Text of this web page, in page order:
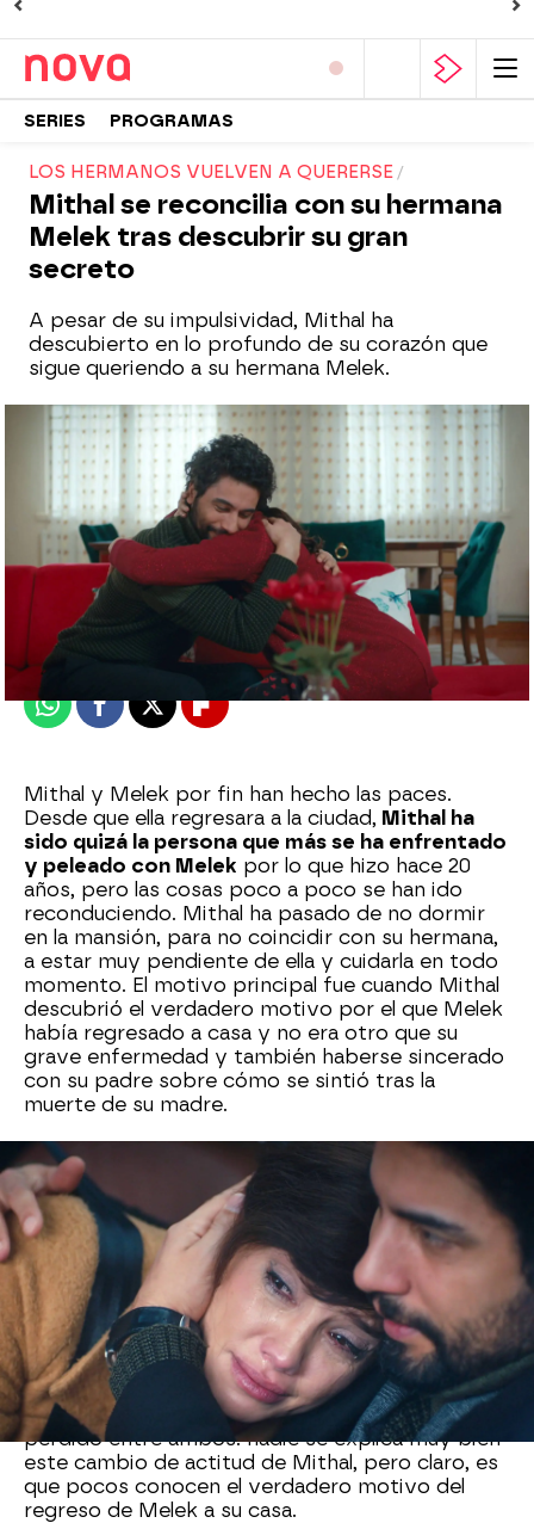
SERIES PROGRAMAS
LOS HERMANOS VUELVEN A QUERERSE
Mithal se reconcilia con su hermana
Melek tras descubrir su gran
secreto
A pesar de su impulsividad, Mithal ha
descubierto en lo profundo de su corazón que
sigue queriendo a su hermana Melek.
Nova
Publicado: 12 de febrero de 2024, 23:02
WhatsappFacebook
X Flipboard
Mithal y Melek por fin han hecho las paces.
Desde que ella regresara a la ciudad, Mithal ha
sido quizá la persona que más se ha enfrentado
y peleado con Melek por lo que hizo hace 20
años, pero las cosas poco a poco se han ido
reconduciendo. Mithal ha pasado de no dormir
en la mansión, para no coincidir con su hermana,
a estar muy pendiente de ella y cuidarla en todo
momento. El motivo principal fue cuando Mithal
descubrió el verdadero motivo por el que Melek
había regresado a casa y no era otro que su
grave enfermedad y también haberse sincerado
con su padre sobre cómo se sintió tras la
muerte de su madre.
Además, Mithal ha encontrado la compañía de
Seidan, una mujer que tiene un pasado oscuro,
pero que intenta llevar el presente de la mejor
manera posible. Mithal se ha enamorado de ella y
Seydan se ha convertido en una verdadera
confidente del hermano pequeño de los Karadag.
Gracias a sus consejos, Mithal se ha liberado de
todo el rencor y odioque había acumulado
contra su hermana y la ha perdonado. Su
enfermedad es la escusa perfecta para intentar
cuidar de ella y recuperar todo el tiempo
perdido entre ambos. nadie se explica muy bien
este cambio de actitud de Mithal, pero claro, es
que pocos conocen el verdadero motivo del
regreso de Melek a su casa.